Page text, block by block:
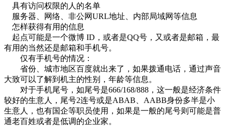
具有访问权限的人的名单
服务器、网络、非公网URL地址、内部局域网等信息
怎样获得有用的信息
起点可能是一个微博 ID，或者是QQ号，又或者是邮箱，最
有用的当然还是邮箱和手机号。
仅有手机号的情况：
省份、城市地区百度就出来了，如果拨通电话，通过声音
大致可以了解到机主的性别，年龄等信息。
对于手机尾号，如尾号是666/168/888，这一般是经济条件
较好的生意人，尾号2连号或是ABAB、AABB身份多半是小
生意人，也有国企等职员使用，如果是一般的尾号则可能是普
通老百姓或者是低调的企业家。